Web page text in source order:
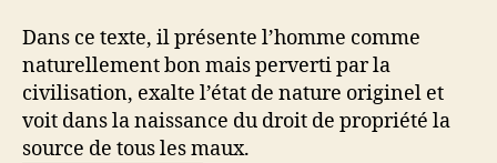
Dans ce texte, il présente l’homme comme
naturellement bon mais perverti par la
civilisation, exalte l’état de nature originel et
voit dans la naissance du droit de propriété la
source de tous les maux.